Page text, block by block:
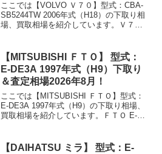
ここでは【VOLVO Ｖ７０】型式：CBA-
SB5244TW 2006年式（H18）の下取り相
場、買取相場を紹介しています。Ｖ７０
円～157万円買...
【MITSUBISHI ＦＴＯ】 型式：
E-DE3A 1997年式（H9）下取り
＆査定相場2026年8月！
ここでは【MITSUBISHI ＦＴＯ】型式：
E-DE3A 1997年式（H9）の下取り相場、
買取相場を紹介しています。ＦＴＯ E-
買取り相場：マイナス1万...
【DAIHATSU ミラ】 型式：E-